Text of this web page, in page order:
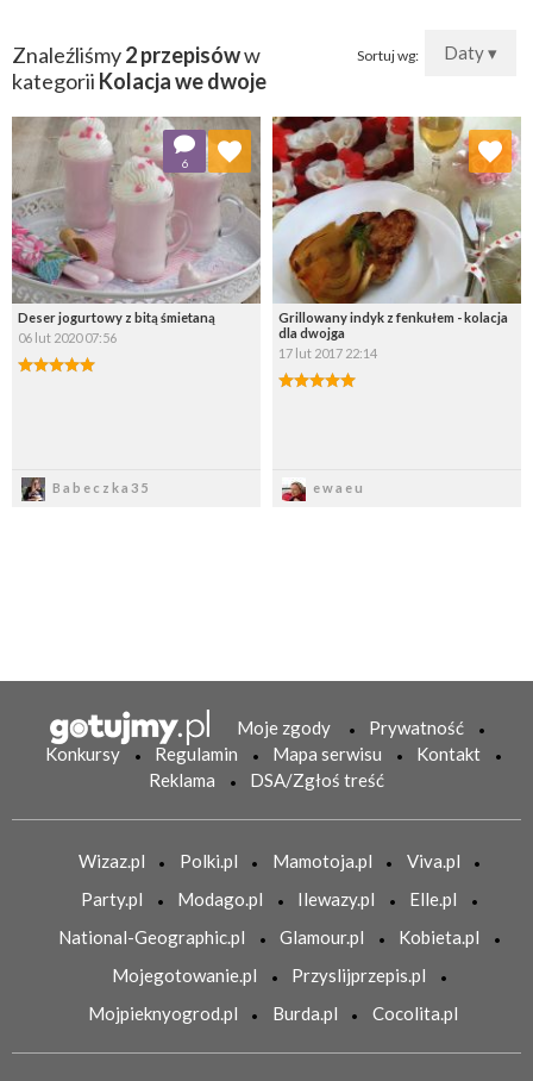
Sortuj wg: Daty ▾
Znaleźliśmy2 przepisóww
kategorii Kolacja we dwoje
Deser jogurtowy z bitą śmietaną
06 lut 2020 07:56
Babeczka35
6
Dodaj do ulubionych
Wybierz listę:
Grillowany indyk z fenkułem - kolacja
dla dwojga
17 lut 2017 22:14
ewaeu
Dodaj do ulubionych
Wybierz listę:
Moje zgody
Prywatność
Konkursy
Regulamin Mapa serwisu
Kontakt
Reklama
DSA/Zgłoś treść
Wizaz.pl Polki.pl Mamotoja.pl
Viva.pl
Party.pl
Modago.pl Ilewazy.pl
Elle.pl
National-Geographic.pl
Glamour.pl
Kobieta.pl
Mojegotowanie.pl
Przyslijprzepis.pl
Mojpieknyogrod.pl
Burda.pl Cocolita.pl